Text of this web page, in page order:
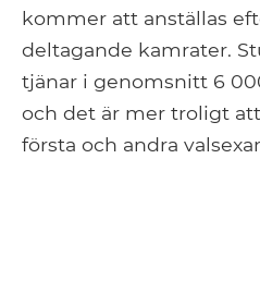
kommer att anställas
deltagande kamrater.
tjänar i genomsnitt 6
och det är mer troligt
första och andra